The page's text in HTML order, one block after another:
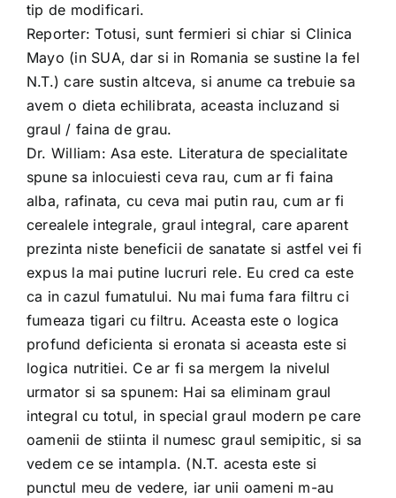
tip de modificari.
Reporter: Totusi, sunt fermieri si chiar si Clinica
Mayo (in SUA, dar si in Romania se sustine la fel
N.T.) care sustin altceva, si anume ca trebuie sa
avem o dieta echilibrata, aceasta incluzand si
graul / faina de grau.
Dr. William: Asa este. Literatura de specialitate
spune sa inlocuiesti ceva rau, cum ar fi faina
alba, rafinata, cu ceva mai putin rau, cum ar fi
cerealele integrale, graul integral, care aparent
prezinta niste beneficii de sanatate si astfel vei fi
expus la mai putine lucruri rele. Eu cred ca este
ca in cazul fumatului. Nu mai fuma fara filtru ci
fumeaza tigari cu filtru. Aceasta este o logica
profund deficienta si eronata si aceasta este si
logica nutritiei. Ce ar fi sa mergem la nivelul
urmator si sa spunem: Hai sa eliminam graul
integral cu totul, in special graul modern pe care
oamenii de stiinta il numesc graul semipitic, si sa
vedem ce se intampla. (N.T. acesta este si
punctul meu de vedere, iar unii oameni m-au